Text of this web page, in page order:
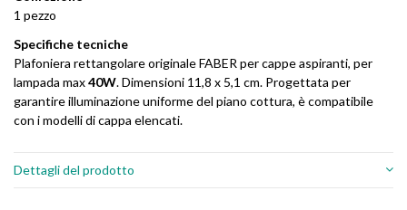
1 pezzo
Specifiche tecniche
Plafoniera rettangolare originale FABER per cappe aspiranti, per
lampada max40W. Dimensioni 11,8 x 5,1 cm. Progettata per
garantire illuminazione uniforme del piano cottura, è compatibile
con i modelli di cappa elencati.
Dettagli del prodotto